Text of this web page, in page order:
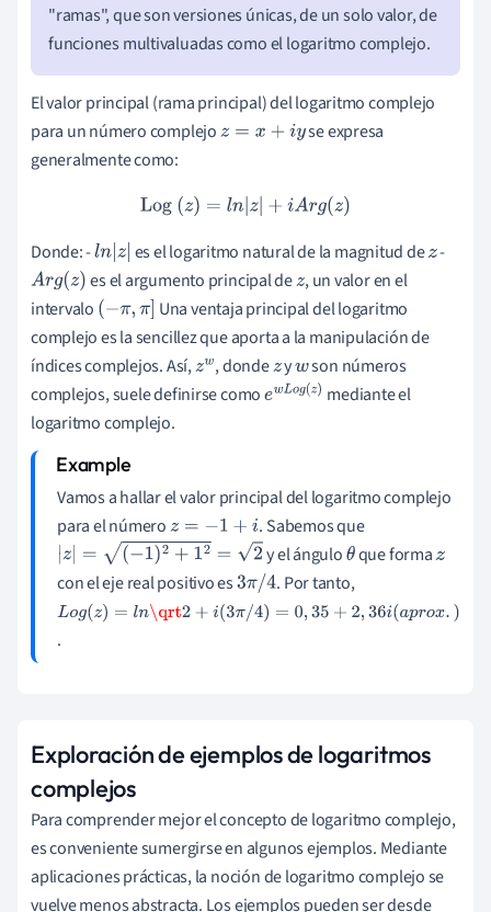
"ramas", que son versiones únicas, de un solo valor, de
funciones multivaluadas como el logaritmo complejo.
El valor principal (rama principal) del logaritmo complejo
para un número complejoz=x+ iy
se expresa
generalmente como:
Log (z) =ln z| +iA rg(z)
Donde: -ln| z| es el logaritmo natural de la magnitud dez-
Arg(z) es el argumento principal dez, un valor en el
intervalo (−π,π]
Una ventaja principal del logaritmo
complejo es la sencillez que aporta a la manipulación de
índices complejos. Así,z
w
, dondezywson números
complejos, suele definirse comoewLog( mediante el
logaritmo complejo.
Vamos a hallar el valor principal del logaritmo complejo
para el númeroz=−1 +i
. Sabemos que
|z|= (−1 )2+12=2 y el ánguloθque formaz
con el eje real positivo es3π/4 . Por tanto,
L
o
)
=
l
n
\
q
.
Exploración de ejemplos de logaritmos
complejos
Para comprender mejor el concepto de logaritmo complejo,
es conveniente sumergirse en algunos ejemplos. Mediante
aplicaciones prácticas, la noción de logaritmo complejo se
vuelve menos abstracta. Los ejemplos pueden ser desde